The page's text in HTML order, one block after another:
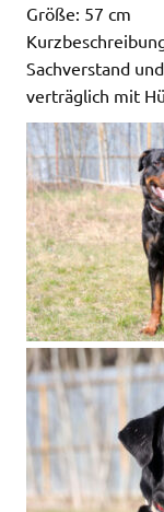
Größe: 57 cm
Sachverstand
verträglich mit